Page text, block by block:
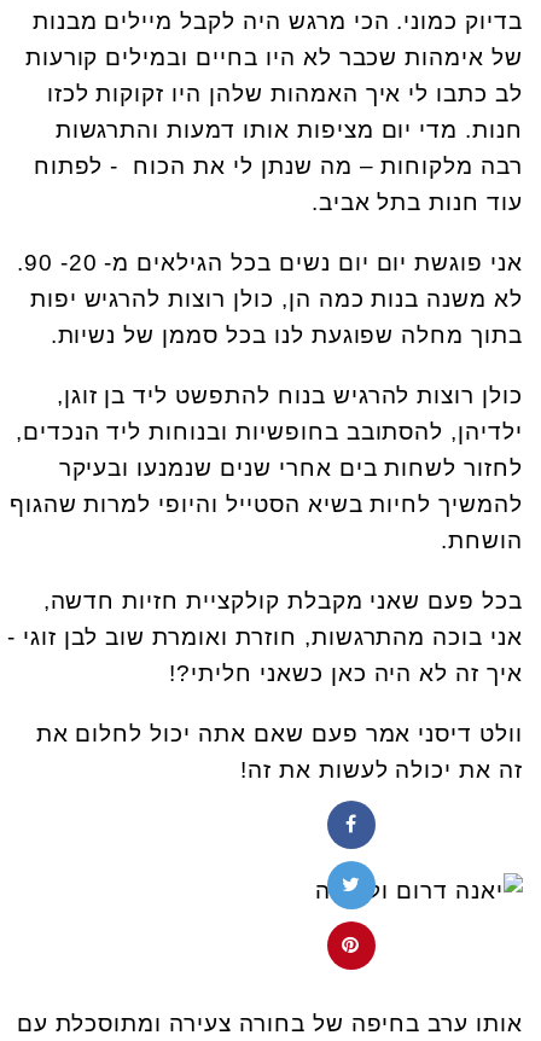
בדיוק כמוני. הכי מרגש היה לקבל מיילים מבנות
של אימהות שכבר לא היו בחיים ובמילים קורעות
לב כתבו לי איך האמהות שלהן היו זקוקות לכזו
חנות. מדי יום מציפות אותו דמעות והתרגשות
רבה מלקוחות – מה שנתן לי את הכוח - לפתוח
עוד חנות בתל אביב.
אני פוגשת יום יום נשים בכל הגילאים מ- 20- 90.
לא משנה בנות כמה הן, כולן רוצות להרגיש יפות
בתוך מחלה שפוגעת לנו בכל סממן של נשיות.
כולן רוצות להרגיש בנוח להתפשט ליד בן זוגן,
ילדיהן, להסתובב בחופשיות ובנוחות ליד הנכדים,
לחזור לשחות בים אחרי שנים שנמנעו ובעיקר
להמשיך לחיות בשיא הסטייל והיופי למרות שהגוף
הושחת.
בכל פעם שאני מקבלת קולקציית חזיות חדשה,
אני בוכה מהתרגשות, חוזרת ואומרת שוב לבן זוגי -
איך זה לא היה כאן כשאני חליתי?!
וולט דיסני אמר פעם שאם אתה יכול לחלום את
זה את יכולה לעשות את זה!
אותו ערב בחיפה של בחורה צעירה ומתוסכלת עם